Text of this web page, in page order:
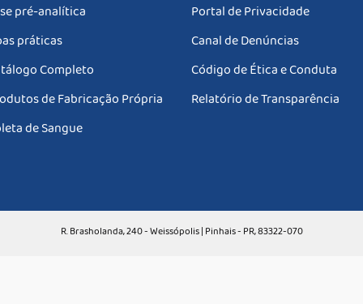
pré-analítica
práticas
Completo
de Fabricação Própria
de Sangue
Portal de Privacidade
Canal de Denúncias
Código de Ética e Conduta
Relatório de Transparência
R. Brasholanda, 240 - Weissópolis | Pinhais - PR, 83322-070